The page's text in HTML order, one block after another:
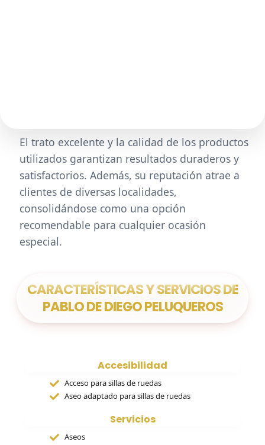
El trato excelente y la calidad de los productos
utilizados garantizan resultados duraderos y
satisfactorios. Además, su reputación atrae a
clientes de diversas localidades,
consolidándose como una opción
recomendable para cualquier ocasión
especial.
CARACTERÍSTICAS Y SERVICIOS DE
PABLO DE DIEGO PELUQUEROS
Accesibilidad
Acceso para sillas de ruedas
Aseo adaptado para sillas de ruedas
Servicios
Aseos